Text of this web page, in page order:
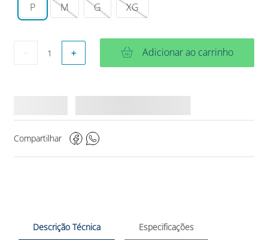
P M G XG
＋ Adicionar ao carrinho
Compartilhar
Descrição Técnica Especificações